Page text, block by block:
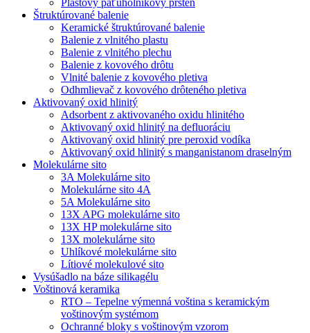
Štruktúrované balenie
Keramické štruktúrované balenie
Balenie z vlnitého plastu
Balenie z vlnitého plechu
Balenie z kovového drôtu
Vlnité balenie z kovového pletiva
Odhmlievač z kovového drôteného pletiva
Aktivovaný oxid hlinitý
Adsorbent z aktivovaného oxidu hlinitého
Aktivovaný oxid hlinitý na defluoráciu
Aktivovaný oxid hlinitý pre peroxid vodíka
Aktivovaný oxid hlinitý s manganistanom draselným
Molekulárne sito
3A Molekulárne sito
Molekulárne sito 4A
5A Molekulárne sito
13X APG molekulárne sito
13X HP molekulárne sito
13X molekulárne sito
Uhlíkové molekulárne sito
Lítiové molekulové sito
Vysúšadlo na báze silikagélu
Voštinová keramika
RTO – Tepelne výmenná voština s keramickým
voštinovým systémom
Ochranné bloky s voštinovým vzorom